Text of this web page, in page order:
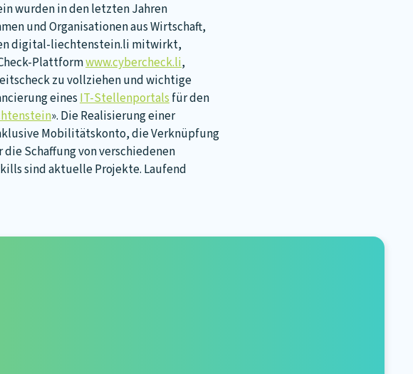
wurden in den letzten Jahren
und Organisationen aus Wirtschaft,
digital-liechtenstein.li mitwirkt,
Plattformwww.cybercheck.li,
zu vollziehen und wichtige
einesIT-Stellenportalsfür den
». Die Realisierung einer
Mobilitätskonto, die Verknüpfung
Schaffung von verschiedenen
sind aktuelle Projekte. Laufend